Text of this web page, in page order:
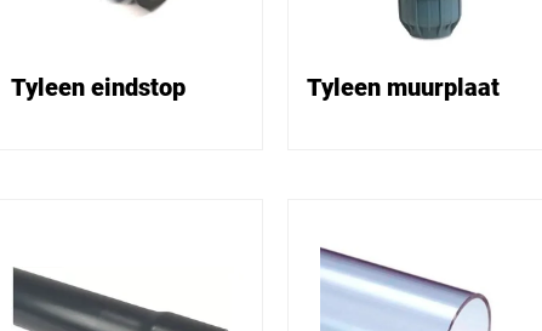
Tyleen eindstop Tyleen muurplaat